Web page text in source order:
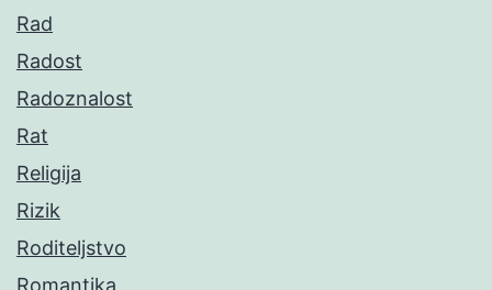
Rad
Radost
Radoznalost
Rat
Religija
Rizik
Roditeljstvo